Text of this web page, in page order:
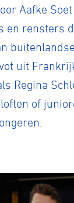
Aafke
en rensters
uit
Regina
of